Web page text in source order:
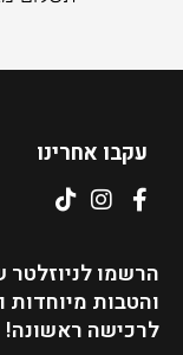
עקבו אחרינו
הרשמו לניוזלטר
לרכישה ראשונה!